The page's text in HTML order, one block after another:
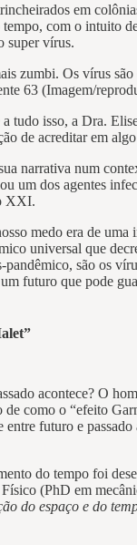
em
com o intuito
super vírus.
zumbi. Os vírus são
63 (Imagem/
tudo isso, a Dra.
de acreditar em
narrativa num
um dos agentes
XXI.
medo era de uma
universal que
são os
futuro que pode
acontece? O
de como o “efeito
entre futuro e
do tempo foi
(PhD em
do espaço e do